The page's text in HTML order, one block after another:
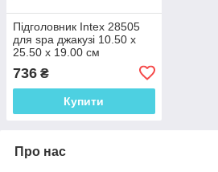
Підголовник Intex 28505
для spa джакузі 10.50 х
25.50 х 19.00 см
736 ₴
Купити
Про нас